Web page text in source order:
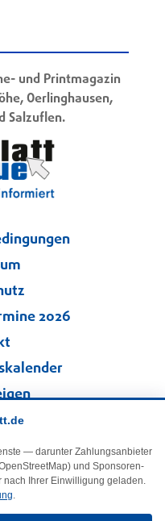
und Printmagazin
Oerlinghausen,
Salzuflen.
2026
uns!
— darunter Zahlungsanbieter
und Sponsoren-
nach Ihrer Einwilligung geladen.
.